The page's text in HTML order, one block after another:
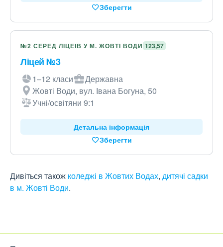
Зберегти
№2 СЕРЕД ЛІЦЕЇВ У М. ЖОВТІ ВОДИ 123,57
Ліцей №3
1–12 класи
Державна
Жовті Води, вул. Івана Богуна, 50
Учні/освітяни 9:1
Детальна інформація
Зберегти
Дивіться також коледжі в Жовтих Водах, дитячі садки
в м. Жовті Води.